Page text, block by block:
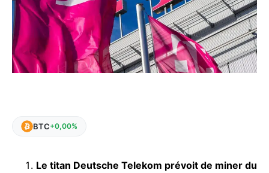
BTC+0,00%
Le titan Deutsche Telekom prévoit de miner du